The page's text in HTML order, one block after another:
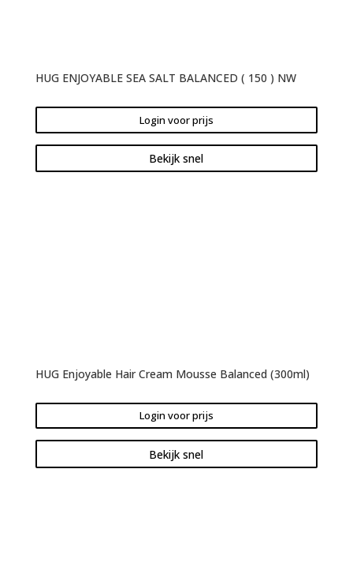
HUG ENJOYABLE SEA SALT BALANCED ( 150 ) NW
Login voor prijs
Bekijk snel
HUG Enjoyable Hair Cream Mousse Balanced (300ml)
Login voor prijs
Bekijk snel